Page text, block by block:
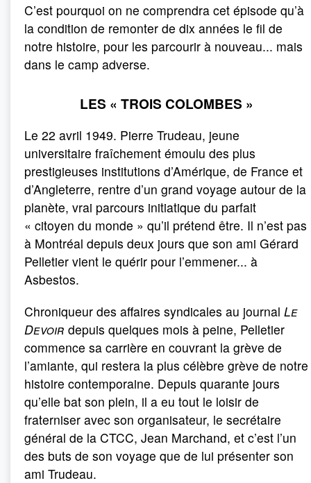
C’est pourquoi on ne comprendra cet épisode qu’à
la condition de remonter de dix années le fil de
notre histoire, pour les parcourir à nouveau... mais
dans le camp adverse.
LES « TROIS COLOMBES »
Le 22 avril 1949. Pierre Trudeau, jeune
universitaire fraîchement émoulu des plus
prestigieuses institutions d’Amérique, de France et
d’Angleterre, rentre d’un grand voyage autour de la
planète, vrai parcours initiatique du parfait
« citoyen du monde » qu’il prétend être. Il n’est pas
à Montréal depuis deux jours que son ami Gérard
Pelletier vient le quérir pour l’emmener... à
Asbestos.
Chroniqueur des affaires syndicales au journal Le
Devoir depuis quelques mois à peine, Pelletier
commence sa carrière en couvrant la grève de
l’amiante, qui restera la plus célèbre grève de notre
histoire contemporaine. Depuis quarante jours
qu’elle bat son plein, il a eu tout le loisir de
fraterniser avec son organisateur, le secrétaire
général de la CTCC, Jean Marchand, et c’est l’un
des buts de son voyage que de lui présenter son
ami Trudeau.